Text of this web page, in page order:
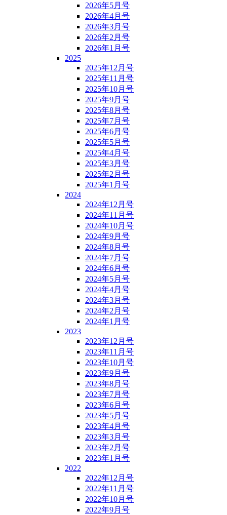
2026年5月号
2026年4月号
2026年3月号
2026年2月号
2026年1月号
2025
2025年12月号
2025年11月号
2025年10月号
2025年9月号
2025年8月号
2025年7月号
2025年6月号
2025年5月号
2025年4月号
2025年3月号
2025年2月号
2025年1月号
2024
2024年12月号
2024年11月号
2024年10月号
2024年9月号
2024年8月号
2024年7月号
2024年6月号
2024年5月号
2024年4月号
2024年3月号
2024年2月号
2024年1月号
2023
2023年12月号
2023年11月号
2023年10月号
2023年9月号
2023年8月号
2023年7月号
2023年6月号
2023年5月号
2023年4月号
2023年3月号
2023年2月号
2023年1月号
2022
2022年12月号
2022年11月号
2022年10月号
2022年9月号